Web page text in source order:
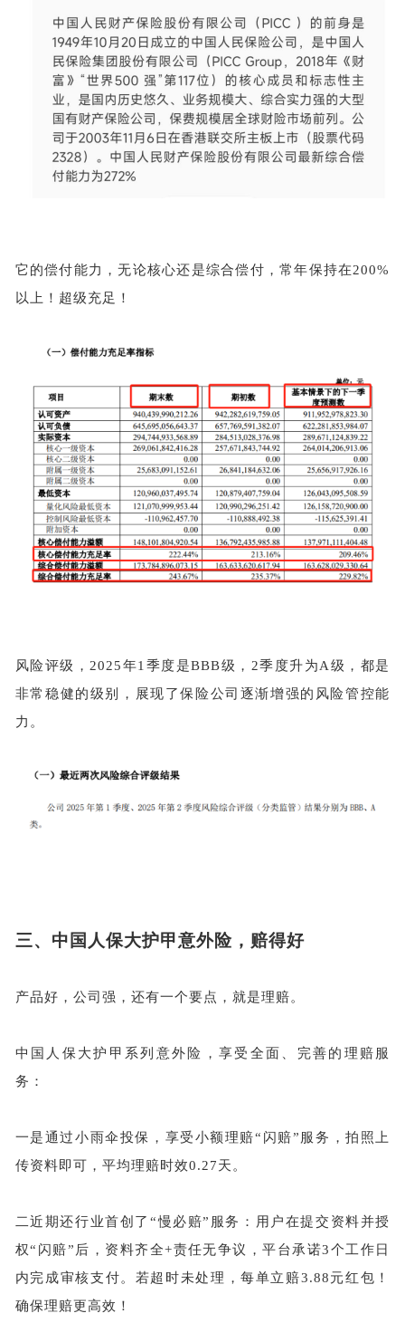
它的偿付能力，无论核心还是综合偿付，常年保持在200%
以上！超级充足！
风险评级， 2025年1季度是BBB级，2季度升为A级，都是
非常稳健的级别，展现了保险公司逐渐增强的风险管控能
力。
三、 中国人保大护甲意外险，赔得好
产品好，公司强，还有一个要点，就是理赔。
中国人保大护甲系列意外险，享受全面、完善的理赔服
务：
一是通过小雨伞投保，享受小额理赔“闪赔”服务，拍照上
传资料即可，平均理赔时效0.27天。
二近期还行业首创了 “慢必赔”服务：用户在提交资料并授
权“闪赔”后，资料齐全+责任无争议，平台承诺3个工作日
内完成审核支付。若超时未处理，每单立赔3.88元红包！
确保理赔更高效！